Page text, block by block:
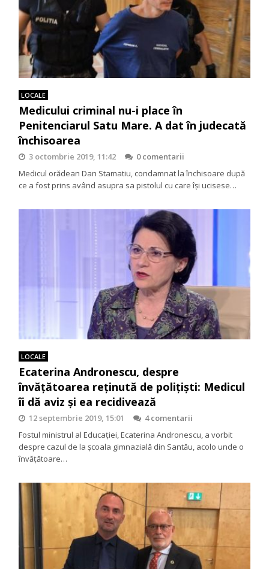
LOCALE
Medicului criminal nu-i place în
Penitenciarul Satu Mare. A dat în judecată
închisoarea
3 octombrie 2019, 11:42
0 comentarii
Medicul orădean Dan Stamatiu, condamnat la închisoare după
ce a fost prins având asupra sa pistolul cu care îşi ucisese…
LOCALE
Ecaterina Andronescu, despre
învățătoarea reținută de polițiști: Medicul
îi dă aviz şi ea recidivează
12 septembrie 2019, 15:01
4 comentarii
Fostul ministrul al Educației, Ecaterina Andronescu, a vorbit
despre cazul de la școala gimnazială din Santău, acolo unde o
învățătoare…